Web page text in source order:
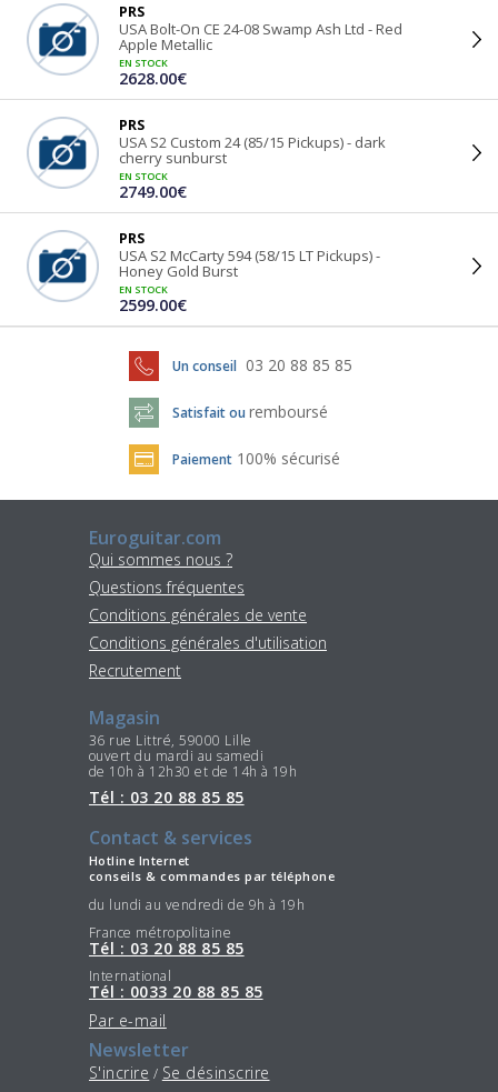
PRS
USA Bolt-On CE 24-08 Swamp Ash Ltd - Red
Apple Metallic
EN STOCK
2628.00€
PRS
USA S2 Custom 24 (85/15 Pickups) - dark
cherry sunburst
EN STOCK
2749.00€
PRS
USA S2 McCarty 594 (58/15 LT Pickups) -
Honey Gold Burst
EN STOCK
2599.00€
Un conseil 03 20 88 85 85
Satisfait ou remboursé
Paiement 100% sécurisé
Euroguitar.com
Qui sommes nous ?
Questions fréquentes
Conditions générales de vente
Conditions générales d'utilisation
Recrutement
Magasin
36 rue Littré, 59000 Lille
ouvert du mardi au samedi
de 10h à 12h30 et de 14h à 19h
Tél : 03 20 88 85 85
Contact & services
Hotline Internet
conseils & commandes par téléphone
du lundi au vendredi de 9h à 19h
France métropolitaine
Tél : 03 20 88 85 85
International
Tél : 0033 20 88 85 85
Par e-mail
Newsletter
S'incrire / Se désinscrire